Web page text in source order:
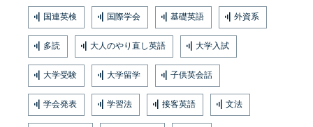
国連英検 国際学会 基礎英語 外資系
多読 大人のやり直し英語 大学入試
大学受験 大学留学 子供英会話
学会発表 学習法 接客英語 文法